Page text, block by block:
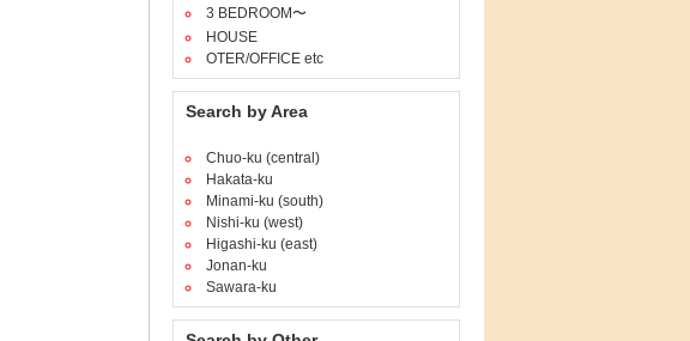
3 BEDROOM〜
HOUSE
OTER/OFFICE etc
Search by Area
Chuo-ku (central)
Hakata-ku
Minami-ku (south)
Nishi-ku (west)
Higashi-ku (east)
Jonan-ku
Sawara-ku